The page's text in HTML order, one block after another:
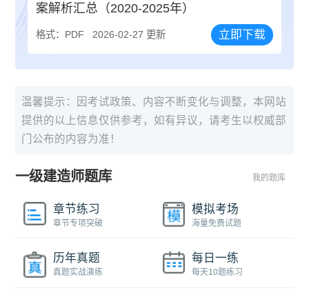
案解析汇总（2020-2025年）
格式：PDF 2026-02-27 更新 立即下载
温馨提示：因考试政策、内容不断变化与调整，本网站
提供的以上信息仅供参考，如有异议，请考生以权威部
门公布的内容为准！
一级建造师题库 我的题库
章节练习
章节专项突破
模拟考场
海量免费试题
历年真题
真题实战演练
每日一练
每天10题练习